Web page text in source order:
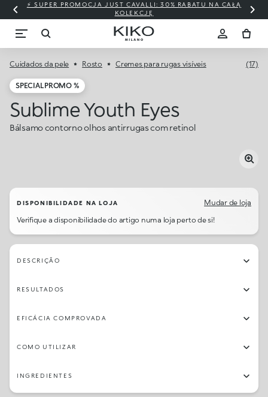
⚡ SUPER PROMOCJA JUST CAVALLI: 30% RABATU NA CAŁĄ
KOLEKCJĘ
Cuidados da pele Rosto Cremes para rugas visíveis (17)
SPECIAL PROMO %
Sublime Youth Eyes
Bálsamo contorno olhos antirrugas com retinol
DISPONIBILIDADE NA LOJA
Mudar de loja
Verifique a disponibilidade do artigo numa loja perto de si!
DESCRIÇÃO
RESULTADOS
EFICÁCIA COMPROVADA
COMO UTILIZAR
INGREDIENTES